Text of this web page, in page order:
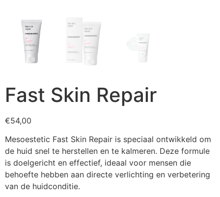
Fast Skin Repair
€54,00
Mesoestetic Fast Skin Repair is speciaal ontwikkeld om
de huid snel te herstellen en te kalmeren. Deze formule
is doelgericht en effectief, ideaal voor mensen die
behoefte hebben aan directe verlichting en verbetering
van de huidconditie.